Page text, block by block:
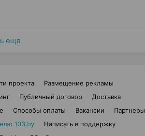
еще
проекта
Размещение рекламы
Публичный договор
Доставка
Способы оплаты Вакансии
Партнеры
103.by
Написать в поддержку